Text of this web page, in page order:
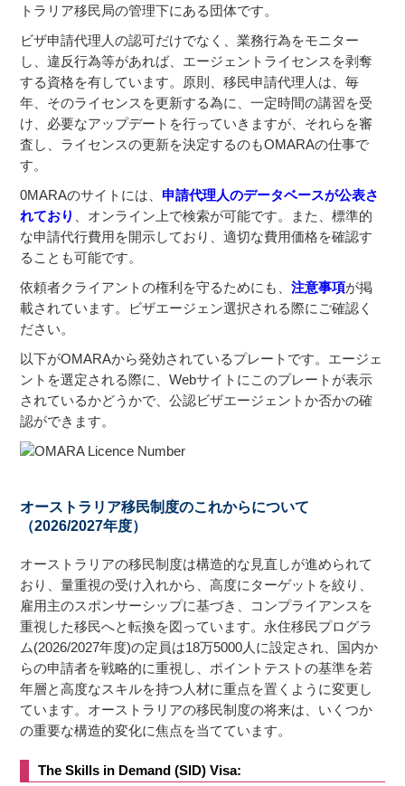
トラリア移民局の管理下にある団体です。
ビザ申請代理人の認可だけでなく、業務行為をモニター
し、違反行為等があれば、エージェントライセンスを剥奪
する資格を有しています。原則、移民申請代理人は、毎
年、そのライセンスを更新する為に、一定時間の講習を受
け、必要なアップデートを行っていきますが、それらを審
査し、ライセンスの更新を決定するのもOMARAの仕事で
す。
0MARAのサイトには、 申請代理人のデータベースが公表さ
れており
、オンライン上で検索が可能です。また、標準的
な申請代行費用を開示しており、適切な費用価格を確認す
ることも可能です。
依頼者クライアントの権利を守るためにも、注意事項が掲
載されています。ビザエージェン選択される際にご確認く
ださい。
以下がOMARAから発効されているプレートです。エージェ
ントを選定される際に、Webサイトにこのプレートが表示
されているかどうかで、公認ビザエージェントか否かの確
認ができます。
オーストラリア移民制度のこれからについて
（2026/2027年度）
オーストラリアの移民制度は構造的な見直しが進められて
おり、量重視の受け入れから、高度にターゲットを絞り、
雇用主のスポンサーシップに基づき、コンプライアンスを
重視した移民へと転換を図っています。永住移民プログラ
ム(2026/2027年度)の定員は18万5000人に設定され、国内か
らの申請者を戦略的に重視し、ポイントテストの基準を若
年層と高度なスキルを持つ人材に重点を置くように変更し
ています。オーストラリアの移民制度の将来は、いくつか
の重要な構造的変化に焦点を当てています。
The Skills in Demand (SID) Visa: